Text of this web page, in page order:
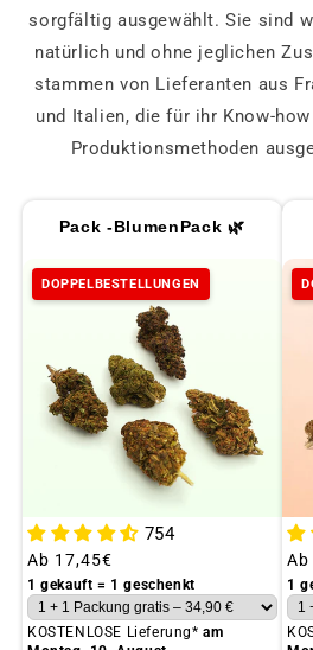
sorgfältig ausgewählt. Sie sind
natürlich und ohne jeglichen
stammen von Lieferanten aus
und Italien, die für ihr Know-
Produktionsmethoden
Pack -BlumenPack 🌿
DOPPELBESTELLUNGEN
754
Üblicher
Preis
Ab 17,45€
1 gekauft = 1 geschenkt
KOSTENLOSE Lieferung*am
Ab
1